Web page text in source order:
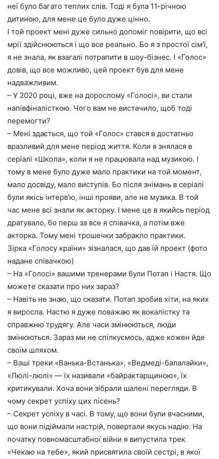
неї було багато теплих слів. Тоді я була 11-річною
дитиною, для мене це було дуже цінно.
І той проект мені дуже сильно допоміг повірити, що всі
мрії здійснюються і що все реально. Бо я з простої сім’ї,
я не знала, як взагалі потрапити в шоу-бізнес. І «Голос»
довів, що все можливо, цей проект був для мене
надважливим.
– У 2020 році, вже на дорослому «Голосі», ви стали
напівфіналісткою. Чого вам не вистачило, щоб тоді
перемогти?
– Мені здається, що той «Голос» стався в достатньо
вразливий для мене період життя. Коли я знялася в
серіалі «Школа», коли я не працювала над музикою. І
тому в мене було дуже мало практики на той момент,
мало досвіду, мало виступів. Бо після знімань в серіалі
були якісь інтерв’ю, інші прояви, але не музика. В той
час мене всі знали як акторку. І мене це в якийсь період
дратувало, бо перш за все я співачка, а потім вже
акторка. Тому мені трошечки забракло практики.
Зірка «Голосу країни» зізналася, що дав їй проект (фото
надане співачкою)
– На «Голосі» вашими тренерами були Потап і Настя. Що
можете сказати про них зараз?
– Навіть не знаю, що сказати. Потап зробив хіти, на яких
я виросла. Настю я дуже поважаю як вокалістку та
справжню трудягу. Але часи змінюються, люди
змінюються. Зараз ми не спілкуємось, адже кожен йде
своїм шляхом.
– Ваші треки «Ванька-Встанька», «Ведмеді-балалайки»,
«Люлі-люлі» — їх називали «байрактарщиною», їх
критикували. Хоча вони зібрали шалені перегляди. В
чому секрет успіху цих пісень?
– Секрет успіху в часі. В тому, що вони були вчасними,
що вони підіймали настрій, повертали якусь надію. На
початку повномасштабної війни я випустила трек
«Чекаю на тебе», який присвятила своїй сестрі, в якої